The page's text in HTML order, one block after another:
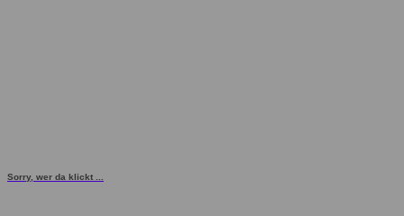
Sorry, wer da klickt ...